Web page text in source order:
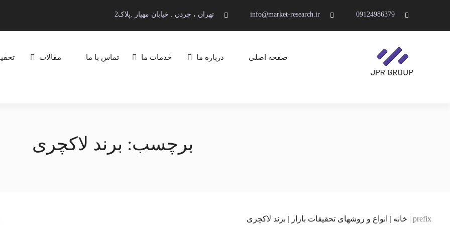
content
09124986379
info@market-research.ir تهران ، جردن . خیابان مهیار .پلاک2
صفحه اصلی درباره ما خدمات ما تماس با ما مقالات
برچسب: برند لاکچری
prefix
| خانه | انواع و روشهای تحقیقات بازار | برند لاکچری